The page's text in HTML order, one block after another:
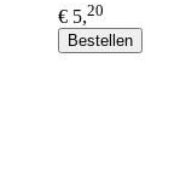
€ 5,20
Bestellen